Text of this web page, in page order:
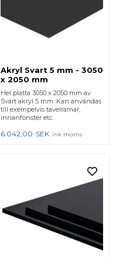
Akryl Svart 5 mm - 3050
x 2050 mm
Hel platta 3050 x 2050 mm av
Svart akryl 5 mm. Kan användas
till exempelvis tavelramar,
innanfönster etc.
6.042,00 SEK ink moms